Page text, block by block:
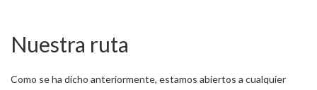
Nuestra ruta
Como se ha dicho anteriormente, estamos abiertos a cualquier